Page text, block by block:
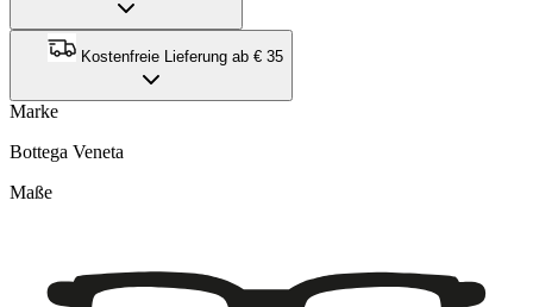
Kostenfreie Lieferung ab € 35
Marke
Bottega Veneta
Maße